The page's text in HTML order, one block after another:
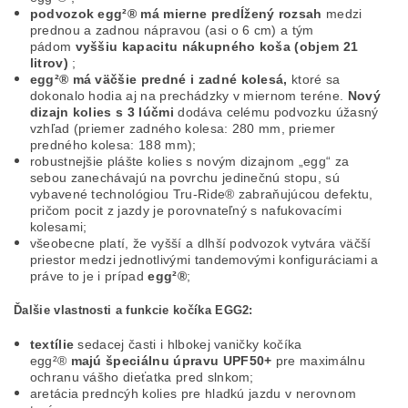
podvozok egg²® má mierne predĺžený rozsah medzi
prednou a zadnou nápravou (asi o 6 cm) a tým
pádom vyššiu kapacitu nákupného koša (objem 21
litrov) ;
egg²® má väčšie predné i zadné kolesá, ktoré sa
dokonalo hodia aj na prechádzky v miernom teréne. Nový
dizajn koliess 3 lúčmi dodáva celému podvozku úžasný
vzhľad (priemer zadného kolesa: 280 mm, priemer
predného kolesa: 188 mm);
robustnejšie plášte kolies s novým dizajnom „egg“ za
sebou zanechávajú na povrchu jedinečnú stopu, sú
vybavené technológiou Tru-Ride® zabraňujúcou defektu,
pričom pocit z jazdy je porovnateľný s nafukovacími
kolesami;
všeobecne platí, že vyšší a dlhší podvozok vytvára väčší
priestor medzi jednotlivými tandemovými konfiguráciami a
práve to je i prípadegg²®;
Ďalšie vlastnosti a funkcie kočíka EGG2:
textílie sedacej časti i hlbokej vaničky kočíka
egg²® majú špeciálnu úpravu UPF50+ pre maximálnu
ochranu vášho dieťatka pred slnkom;
aretácia predncýh kolies pre hladkú jazdu v nerovnom